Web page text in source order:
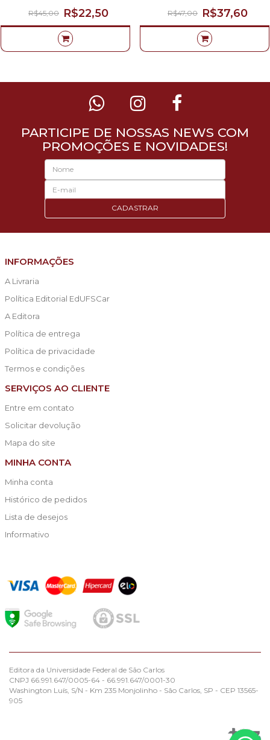
R$22,50
R$45,00 R$37,60
R$47,00
PARTICIPE DE NOSSAS NEWS COM
PROMOÇÕES E NOVIDADES!
CADASTRAR
INFORMAÇÕES
A Livraria
Política Editorial EdUFSCar
A Editora
Política de entrega
Política de privacidade
Termos e condições
SERVIÇOS AO CLIENTE
Entre em contato
Solicitar devolução
Mapa do site
MINHA CONTA
Minha conta
Histórico de pedidos
Lista de desejos
Informativo
Editora da Universidade Federal de São Carlos
CNPJ 66.991.647/0005-64 - 66.991.647/0001-30
Washington Luís, S/N - Km 235 Monjolinho - São Carlos, SP - CEP 13565-
905